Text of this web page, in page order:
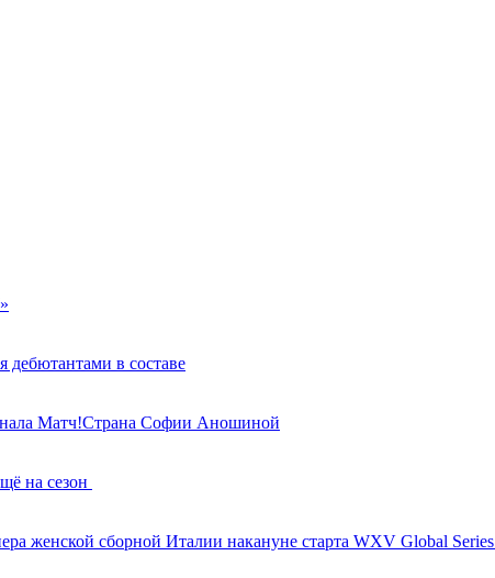
в составе
Матч!Страна Софии Аношиной
на сезон
женской сборной Италии накануне старта WXV Global Series